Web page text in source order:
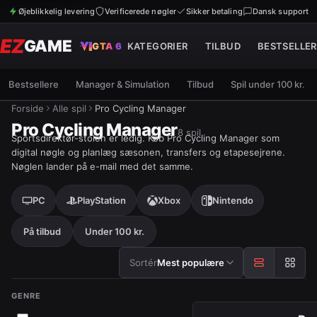
Øjeblikkelig levering Verificerede nøgler Sikker betaling Dansk support
EZGAME GTA 6 KATEGORIER TILBUD
Bestsellere Manager & Simulation Tilbud Spil under 100 kr.
Forside Alle spil Pro Cycling Manager
Pro Cycling Manager8 spil
Sportsdirektør-stolen er ledig. Køb Pro Cycling Manager som
digital nøgle og planlæg sæsonen, transfers og etapesejrene.
Nøglen lander på e-mail med det samme.
PC PlayStation Xbox Nintendo
På tilbud Under 100 kr.
Sortér efter
SortérMest populære
GENRE
Resultater